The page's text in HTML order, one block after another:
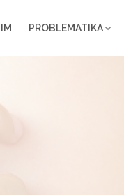
PROBLEMATIKA